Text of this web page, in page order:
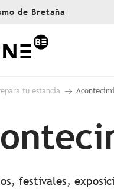
de Bretaña
tu estancia
festivales,